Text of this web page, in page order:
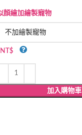
顏繪加繪製寵物
NT$
加入購物車